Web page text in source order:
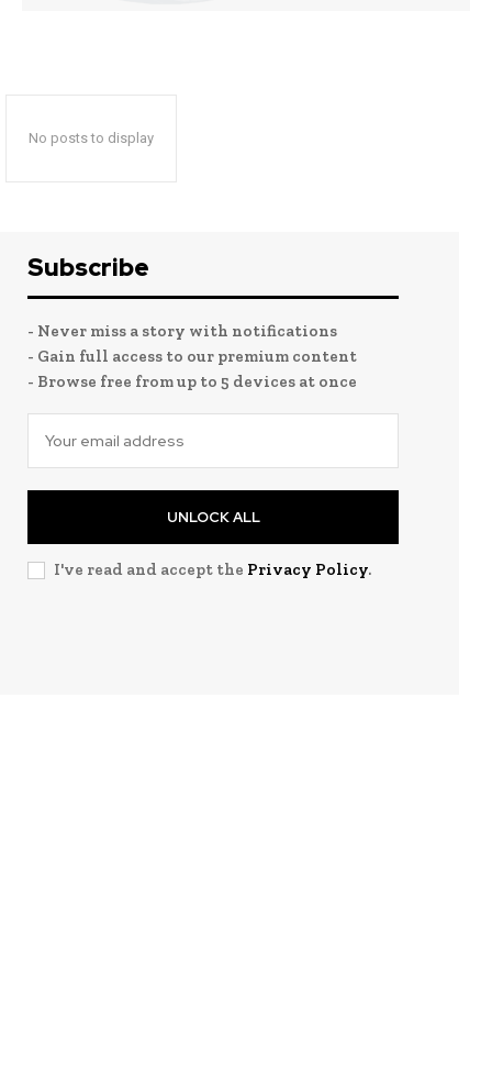
No posts to display
Subscribe
- Never miss a story with notifications
- Gain full access to our premium content
- Browse free from up to 5 devices at once
UNLOCK ALL
I've read and accept the Privacy Policy.